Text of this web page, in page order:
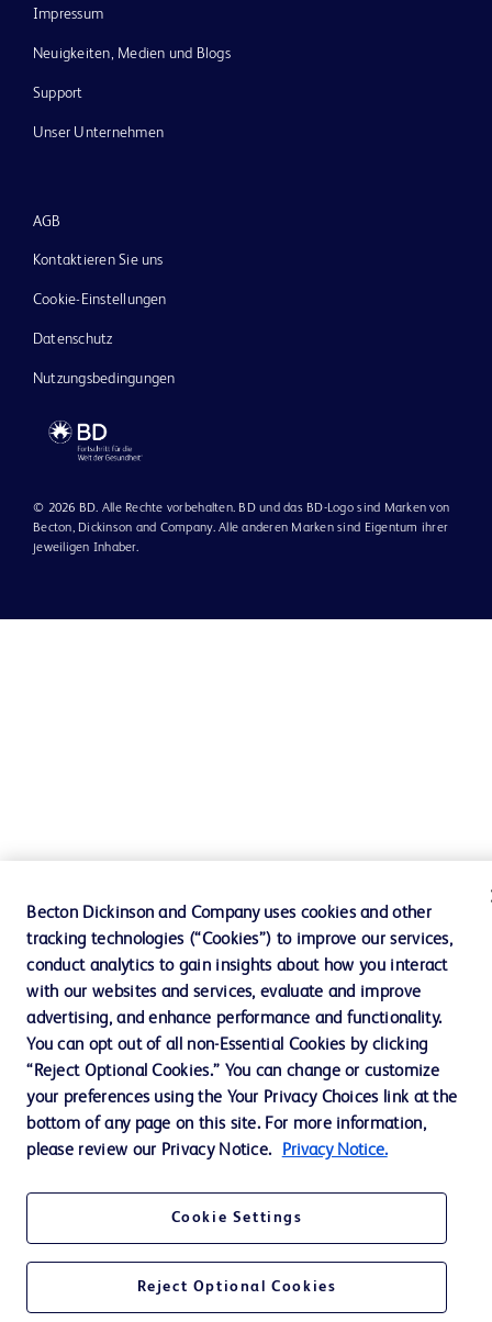
Impressum
Neuigkeiten, Medien und Blogs
Support
Unser Unternehmen
AGB
Kontaktieren Sie uns
Cookie-Einstellungen
Datenschutz
Nutzungsbedingungen
© 2026 BD. Alle Rechte vorbehalten. BD und das BD-Logo sind Marken von
Becton, Dickinson and Company. Alle anderen Marken sind Eigentum ihrer
jeweiligen Inhaber.
Becton Dickinson and Company uses cookies and other
tracking technologies (“Cookies”) to improve our services,
conduct analytics to gain insights about how you interact
with our websites and services, evaluate and improve
advertising, and enhance performance and functionality.
You can opt out of all non-Essential Cookies by clicking
“Reject Optional Cookies.” You can change or customize
your preferences using the Your Privacy Choices link at the
bottom of any page on this site. For more information,
please review our Privacy Notice.
Privacy Notice.
Cookie Settings
Reject Optional Cookies